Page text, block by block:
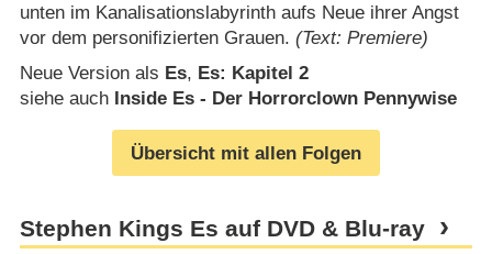
unten im Kanalisationslabyrinth aufs Neue ihrer Angst
vor dem personifizierten Grauen. (Text: Premiere)
Neue Version als Es, Es: Kapitel 2
siehe auch Inside Es - Der Horrorclown Pennywise
Übersicht mit allen Folgen
Stephen Kings Es auf DVD & Blu-ray